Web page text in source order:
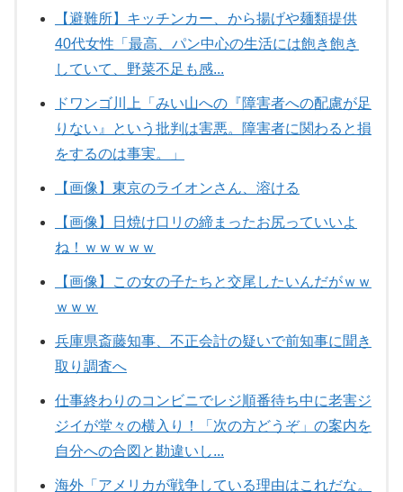
【避難所】キッチンカー、から揚げや麺類提供
40代女性「最高、パン中心の生活には飽き飽き
していて、野菜不足も感...
ドワンゴ川上「みい山への『障害者への配慮が足
りない』という批判は害悪。障害者に関わると損
をするのは事実。」
【画像】東京のライオンさん、溶ける
【画像】日焼け口リの締まったお尻っていいよ
ね！ｗｗｗｗｗ
【画像】この女の子たちと交尾したいんだがｗｗ
ｗｗｗ
兵庫県斎藤知事、不正会計の疑いで前知事に聞き
取り調査へ
仕事終わりのコンビニでレジ順番待ち中に老害ジ
ジイが堂々の横入り！「次の方どうぞ」の案内を
自分への合図と勘違いし...
海外「アメリカが戦争している理由はこれだな。